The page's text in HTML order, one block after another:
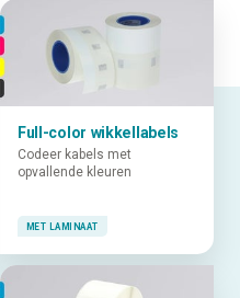
Full-color wikkellabels
Codeer kabels met
opvallende kleuren
MET LAMINAAT